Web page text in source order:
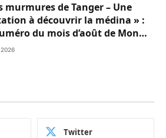
murmures de Tanger – Une
à découvrir la médina » :
du mois d’août de Mon
du Nord du Maroc est
Twitter